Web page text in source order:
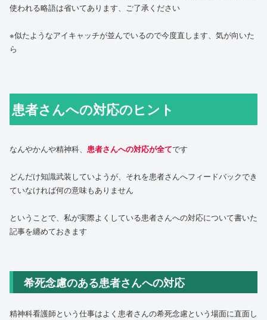
使われる略語は省いてあります、ご了承ください
※似たようなアイキャッチが並んでいるので今度直します、気が向いた
ら
患者さんへの対応のヒント
なんやかんや精神科、 患者さんへの対応が全てです
どんだけ知識武装していようが、それを患者さんへフィードバックでき
ていなければ何の意味もありません
ということで、私が実際よくしている患者さんへの対応について書いた
記事を纏めておきます
希死念慮のある患者さんへの対応
精神科看護師という仕事はよく患者さんの希死念慮という場面に直面し